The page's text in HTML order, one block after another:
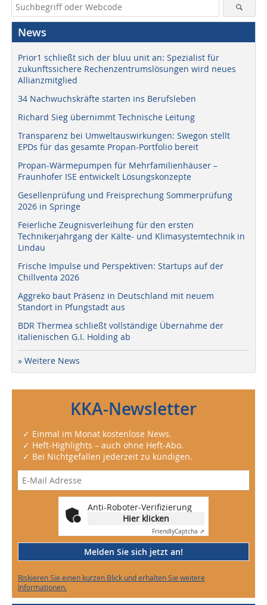
News
Prior1 schließt sich der bluu unit an: Spezialist für
zukunftssichere Rechenzentrumslösungen wird neues
Allianzmitglied
34 Nachwuchskräfte starten ins Berufsleben
Richard Sieg übernimmt Technische Leitung
Transparenz bei Umweltauswirkungen: Swegon stellt
EPDs für das gesamte Propan-Portfolio bereit
Propan-Wärmepumpen für Mehrfamilienhäuser –
Fraunhofer ISE entwickelt Lösungskonzepte
Gesellenprüfung und Freisprechung Sommerprüfung
2026 in Springe
Feierliche Zeugnisverleihung für den ersten
Technikerjahrgang der Kälte- und Klimasystemtechnik in
Lindau
Frische Impulse und Perspektiven: Startups auf der
Chillventa 2026
Aggreko baut Präsenz in Deutschland mit neuem
Standort in Pfungstadt aus
BDR Thermea schließt vollständige Übernahme der
italienischen G.I. Holding ab
» Weitere News
KKA-Newsletter
✓ Einmal im Monat kostenlose News.
✓ Heft-Highlights – auch ohne Heft-Abo.
✓ Bei Nichtgefallen jederzeit zu kündigen.
Anti-Roboter-Verifizierung
Hier klicken
FriendlyCaptcha ⇗
Melden Sie sich jetzt an!
Riskieren Sie einen kurzen Blick und erhalten Sie weitere
Informationen.